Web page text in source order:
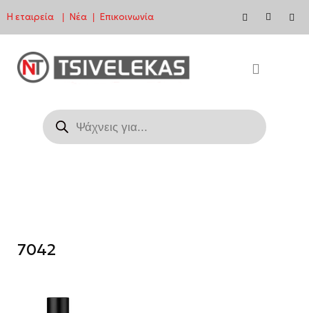
Μεταπηδήστε
στο
περιεχόμενο
Η εταιρεία Νέα Επικοινωνία
7042